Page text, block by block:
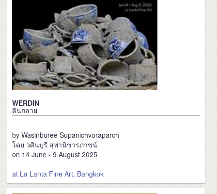
WERDIN
ดินกลาย
by Wasinburee Supanichvoraparch
โดย วศินบุรี สุพานิชวรภาชน์
on 14 June - 9 August 2025
at La Lanta Fine Art, Bangkok